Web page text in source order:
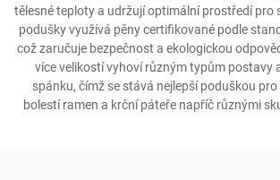
tělesné teploty a udržují optimální prostředí pro
podušky využívá pěny certifikované podle
což zaručuje bezpečnost a ekologickou
více velikostí vyhoví různým typům postavy
spánku, čímž se stává nejlepší poduškou
bolestí ramen a krční páteře napříč různými